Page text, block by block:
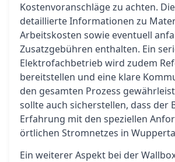
Kostenvoranschläge zu achten.
detaillierte Informationen zu
Arbeitskosten sowie eventuell
Zusatzgebühren enthalten. Ein
Elektrofachbetrieb wird zudem
bereitstellen und eine klare
den gesamten Prozess
sollte auch sicherstellen, dass der
Erfahrung mit den speziellen
örtlichen Stromnetzes in
Ein weiterer Aspekt bei der